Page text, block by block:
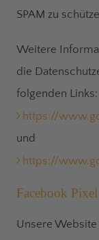
SPAM zu
Weitere
die
folgenden Links:
https://
und
https://
Facebook Pixel
Unsere